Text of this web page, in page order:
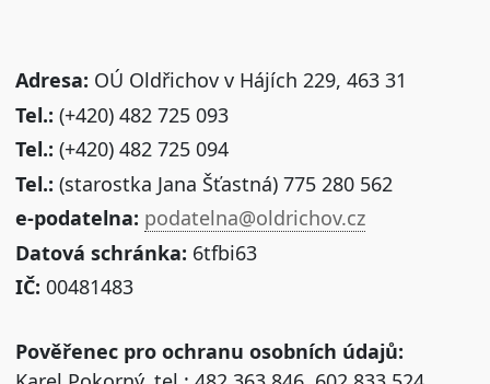
Adresa: OÚ Oldřichov v Hájích 229, 463 31
Tel.: (+420) 482 725 093
Tel.: (+420) 482 725 094
Tel.: (starostka Jana Šťastná) 775 280 562
e-podatelna: podatelna@oldrichov.cz
Datová schránka: 6tfbi63
IČ: 00481483
Pověřenec pro ochranu osobních údajů: